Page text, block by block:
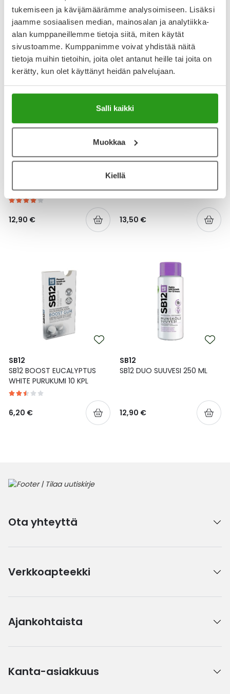
tukemiseen ja kävijämäärämme analysoimiseen. Lisäksi
jaamme sosiaalisen median, mainosalan ja analytiikka-
alan kumppaneillemme tietoja siitä, miten käytät
sivustoamme. Kumppanimme voivat yhdistää näitä
tietoja muihin tietoihin, joita olet antanut heille tai joita on
kerätty, kun olet käyttänyt heidän palvelujaan.
Salli kaikki
Muokkaa
Kiellä
19,90 € 6,20 €
SUUVESI 250 ML
12,90 €
SB12 WHITE SUUVESI 250 ML
13,50 €
SB12
SB12 BOOST EUCALYPTUS
WHITE PURUKUMI 10 KPL
6,20 €
SB12
SB12 DUO SUUVESI 250 ML
12,90 €
Ota yhteyttä
Verkkoapteekki
Ajankohtaista
Kanta-asiakkuus